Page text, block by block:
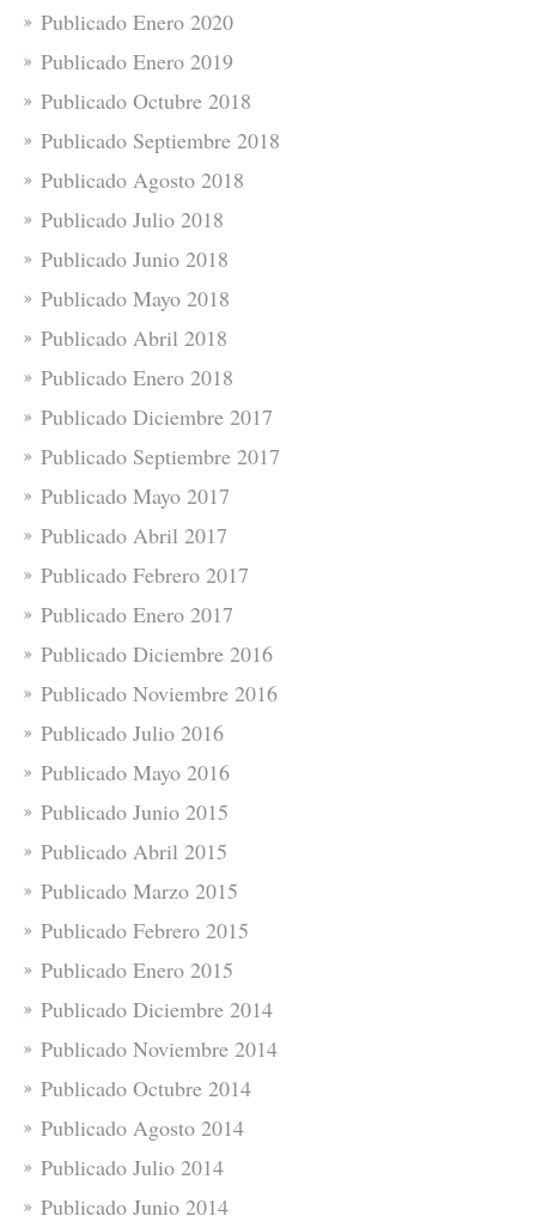
Publicado Enero 2020
Publicado Enero 2019
Publicado Octubre 2018
Publicado Septiembre 2018
Publicado Agosto 2018
Publicado Julio 2018
Publicado Junio 2018
Publicado Mayo 2018
Publicado Abril 2018
Publicado Enero 2018
Publicado Diciembre 2017
Publicado Septiembre 2017
Publicado Mayo 2017
Publicado Abril 2017
Publicado Febrero 2017
Publicado Enero 2017
Publicado Diciembre 2016
Publicado Noviembre 2016
Publicado Julio 2016
Publicado Mayo 2016
Publicado Junio 2015
Publicado Abril 2015
Publicado Marzo 2015
Publicado Febrero 2015
Publicado Enero 2015
Publicado Diciembre 2014
Publicado Noviembre 2014
Publicado Octubre 2014
Publicado Agosto 2014
Publicado Julio 2014
Publicado Junio 2014